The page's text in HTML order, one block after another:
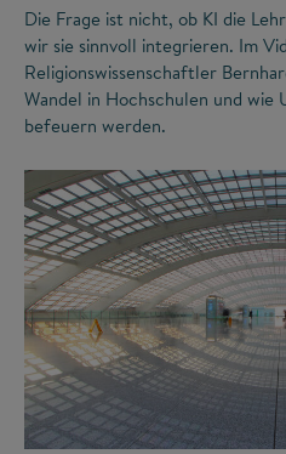
Die Frage ist nicht, ob KI die
wir sie sinnvoll integrieren. Im
Religionswissenschaftler
Wandel in Hochschulen und wie
befeuern werden.